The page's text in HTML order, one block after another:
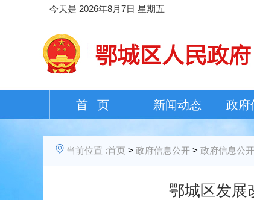
今天是 2026年8月7日 星期五
首 页 新闻动态 政府
当前位置 :首页 > 政府信息公开 > 政府信息公
鄂城区发展